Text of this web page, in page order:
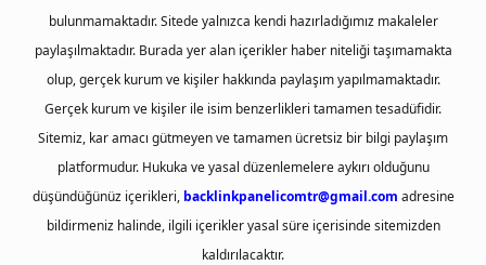
bulunmamaktadır. Sitede yalnızca kendi hazırladığımız makaleler
paylaşılmaktadır. Burada yer alan içerikler haber niteliği taşımamakta
olup, gerçek kurum ve kişiler hakkında paylaşım yapılmamaktadır.
Gerçek kurum ve kişiler ile isim benzerlikleri tamamen tesadüfidir.
Sitemiz, kar amacı gütmeyen ve tamamen ücretsiz bir bilgi paylaşım
platformudur. Hukuka ve yasal düzenlemelere aykırı olduğunu
düşündüğünüz içerikleri, backlinkpanelicomtr@gmail.com adresine
bildirmeniz halinde, ilgili içerikler yasal süre içerisinde sitemizden
kaldırılacaktır.